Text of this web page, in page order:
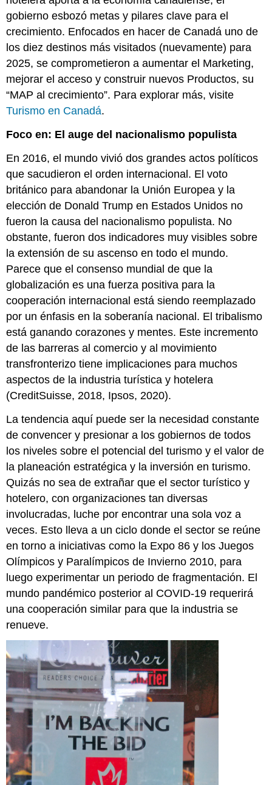
gobierno esbozó metas y pilares clave para el
crecimiento. Enfocados en hacer de Canadá uno de
los diez destinos más visitados (nuevamente) para
2025, se comprometieron a aumentar el Marketing,
mejorar el acceso y construir nuevos Productos, su
“MAP al crecimiento”. Para explorar más, visite
Turismo en Canadá.
Foco en: El auge del nacionalismo populista
En 2016, el mundo vivió dos grandes actos políticos
que sacudieron el orden internacional. El voto
británico para abandonar la Unión Europea y la
elección de Donald Trump en Estados Unidos no
fueron la causa del nacionalismo populista. No
obstante, fueron dos indicadores muy visibles sobre
la extensión de su ascenso en todo el mundo.
Parece que el consenso mundial de que la
globalización es una fuerza positiva para la
cooperación internacional está siendo reemplazado
por un énfasis en la soberanía nacional. El tribalismo
está ganando corazones y mentes. Este incremento
de las barreras al comercio y al movimiento
transfronterizo tiene implicaciones para muchos
aspectos de la industria turística y hotelera
(CreditSuisse, 2018, Ipsos, 2020).
La tendencia aquí puede ser la necesidad constante
de convencer y presionar a los gobiernos de todos
los niveles sobre el potencial del turismo y el valor de
la planeación estratégica y la inversión en turismo.
Quizás no sea de extrañar que el sector turístico y
hotelero, con organizaciones tan diversas
involucradas, luche por encontrar una sola voz a
veces. Esto lleva a un ciclo donde el sector se reúne
en torno a iniciativas como la Expo 86 y los Juegos
Olímpicos y Paralímpicos de Invierno 2010, para
luego experimentar un periodo de fragmentación. El
mundo pandémico posterior al COVID-19 requerirá
una cooperación similar para que la industria se
renueve.